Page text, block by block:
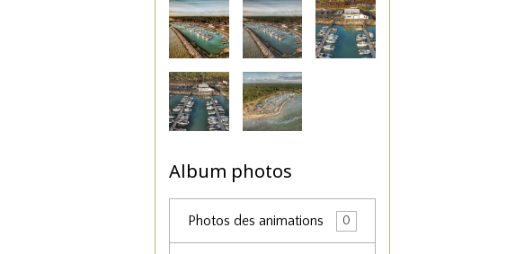
Album photos
Photos des animations 0